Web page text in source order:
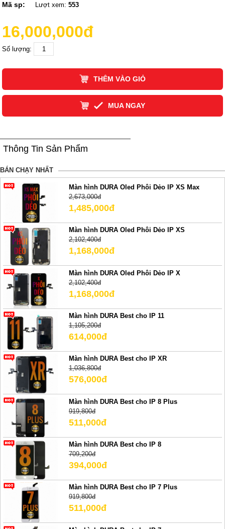
Mã sp: Lượt xem:553
16,000,000đ
Số lượng:
THÊM VÀO GIỎ
MUA NGAY
Thông Tin Sản Phẩm
BÁN CHẠY NHẤT
Màn hình DURA Oled Phôi Dẻo IP XS Max
2,673,000đ
1,485,000đ
Màn hình DURA Oled Phôi Dẻo IP XS
2,102,400đ
1,168,000đ
Màn hình DURA Oled Phôi Dẻo IP X
2,102,400đ
1,168,000đ
Màn hình DURA Best cho IP 11
1,105,200đ
614,000đ
Màn hình DURA Best cho IP XR
1,036,800đ
576,000đ
Màn hình DURA Best cho IP 8 Plus
919,800đ
511,000đ
Màn hình DURA Best cho IP 8
709,200đ
394,000đ
Màn hình DURA Best cho IP 7 Plus
919,800đ
511,000đ